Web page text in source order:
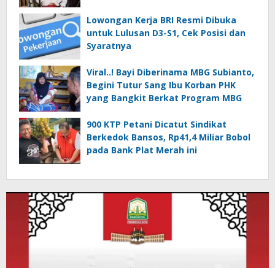
Lowongan Kerja BRI Resmi Dibuka
untuk Lulusan D3-S1, Cek Posisi dan
Syaratnya
Viral..! Bayi Diberinama MBG Subianto,
Begini Tutur Sang Ibu Korban PHK
yang Bangkit Berkat Program MBG
900 KTP Petani Dicatut Sindikat
Berkedok Bansos, Rp41,4 Miliar Bobol
pada Bank Plat Merah ini